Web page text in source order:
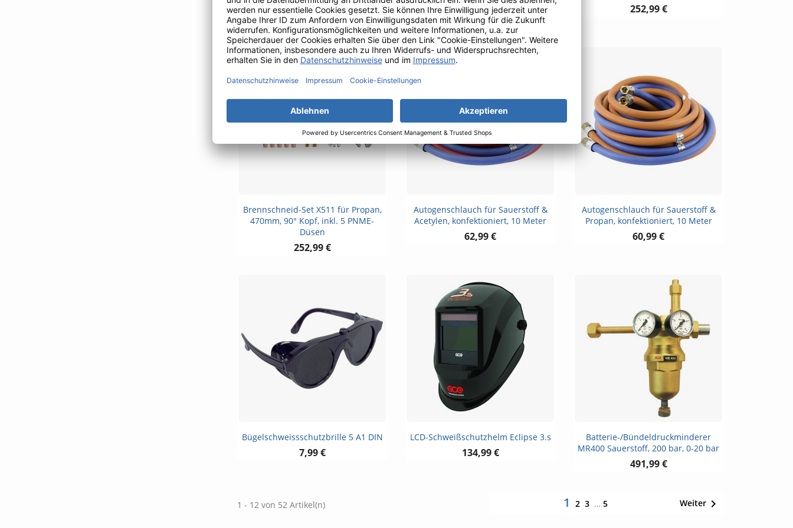
G1/4, DIN-DVGW
18,99 €
G3/8, DIN-DVGW
18,99 €
252,99 €
Vorschau
Brennschneid-Set X511 für Propan,
470mm, 90° Kopf, inkl. 5 PNME-
Düsen
252,99 €
Vorschau
Autogenschlauch für Sauerstoff &
Acetylen, konfektioniert, 10 Meter
62,99 €
Vorschau
Autogenschlauch für Sauerstoff &
Propan, konfektioniert, 10 Meter
60,99 €
Vorschau
Bügelschweissschutzbrille 5 A1 DIN
7,99 €
Vorschau
LCD-Schweißschutzhelm Eclipse 3.s
134,99 €
Vorschau
Batterie-/Bündeldruckminderer
MR400 Sauerstoff, 200 bar, 0-20 bar
491,99 €
1 - 12 von 52 Artikel(n) 123 … 5 Weiter